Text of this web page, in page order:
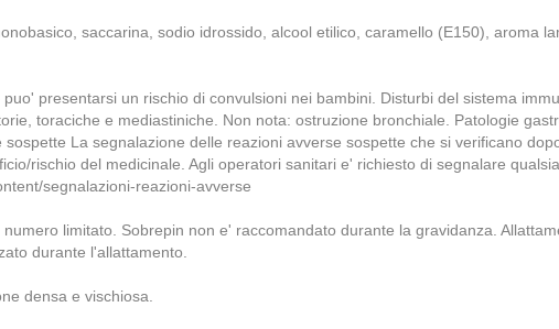
saccarina, sodio idrossido, alcool etilico, caramello (E150), aroma
presentarsi un rischio di convulsioni nei bambini. Disturbi del sistema
toraciche e mediastiniche. Non nota: ostruzione bronchiale. Patologie
La segnalazione delle reazioni avverse sospette che si verificano
rischio del medicinale. Agli operatori sanitari e' richiesto di segnalare
segnalazioni-reazioni-avverse
limitato. Sobrepin non e' raccomandato durante la gravidanza.
durante l'allattamento.
densa e vischiosa.